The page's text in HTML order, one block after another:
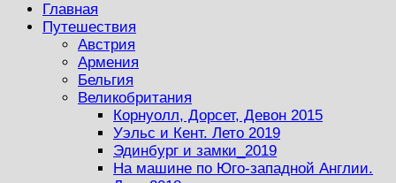
Главная
Путешествия
Австрия
Армения
Бельгия
Великобритания
Корнуолл, Дорсет, Девон 2015
Уэльс и Кент. Лето 2019
Эдинбург и замки_2019
На машине по Юго-западной Англии.